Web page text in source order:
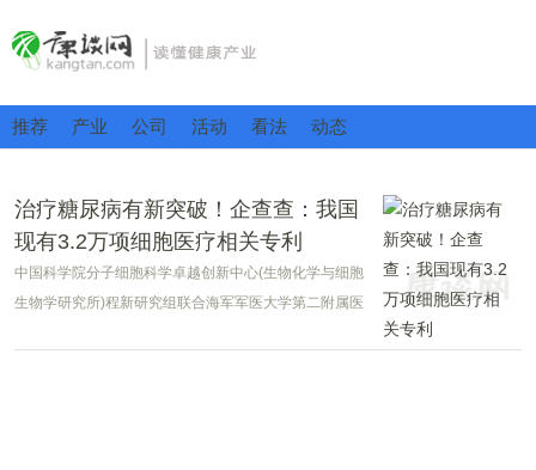
推荐 产业 公司 活动 看法 动态
治疗糖尿病有新突破！企查查：我国
现有3.2万项细胞医疗相关专利
中国科学院分子细胞科学卓越创新中心(生物化学与细胞
生物学研究所)程新研究组联合海军军医大学第二附属医